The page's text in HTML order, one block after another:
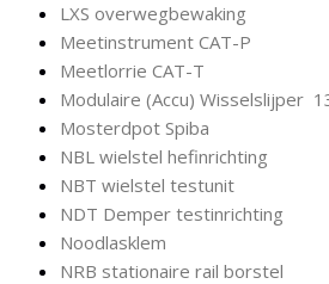
LXS overwegbewaking
Meetinstrument CAT-P
Meetlorrie CAT-T
Modulaire (Accu) Wisselslijper
Mosterdpot Spiba
NBL wielstel hefinrichting
NBT wielstel testunit
NDT Demper testinrichting
Noodlasklem
NRB stationaire rail borstel